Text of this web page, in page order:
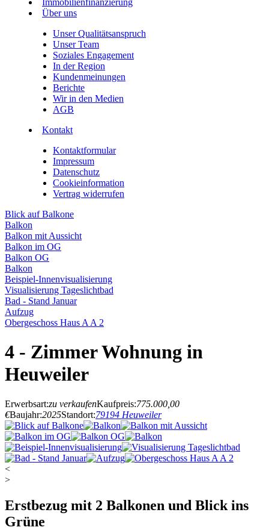
Immobilienfinanzierung
Über uns
Unser Qualitätsanspruch
Unser Team
Soziales Engagement
In der Region
Kundenmeinungen
Berichte
Wir in den Medien
AGB
Kontakt
Kontaktformular
Impressum
Datenschutz
Cookieinformation
Vertrag widerrufen
Blick auf Balkone
Balkon
Balkon mit Aussicht
Balkon im OG
Balkon OG
Balkon
Beispiel-Innenvisualisierung
Visualisierung Tageslichtbad
Bad - Stand Januar
Aufzug
Obergeschoss Haus A A 2
4 - Zimmer Wohnung in
Heuweiler
Erwerbsart:zu verkaufenKaufpreis:775.000,00
€Baujahr:2025Standort:79194 Heuweiler
<
>
Erstbezug mit 2 Balkonen und Blick ins
Grüne